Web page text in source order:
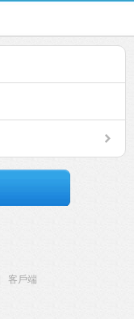
客戶端